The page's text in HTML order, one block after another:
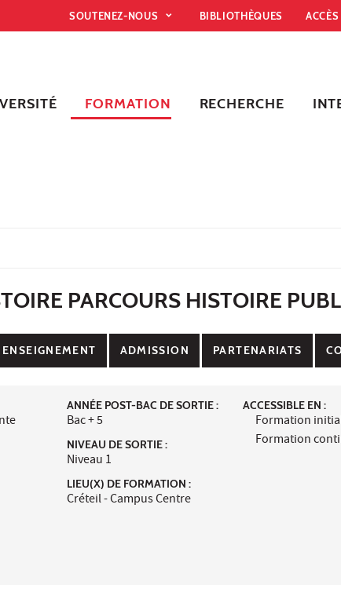
SOUTENEZ-NOUS BIBLIOTHÈQUES
FORMATION RECHERCHE
PARCOURS HISTOIRE
ENSEIGNEMENT ADMISSION PARTENARIATS
ANNÉE POST-BAC DE SORTIE :
Bac + 5
NIVEAU DE SORTIE :
Niveau 1
LIEU(X) DE FORMATION :
Créteil - Campus Centre
ACCESSIBLE EN :
Formation
Formation